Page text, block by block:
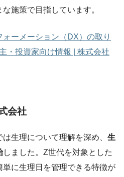
施策で目指しています。
ーメーション（DX）の取り
・投資家向け情報 | 株式会社
会社
生理について理解を深め、 生
しました。Z世代を対象とした
に生理日を管理できる特徴が